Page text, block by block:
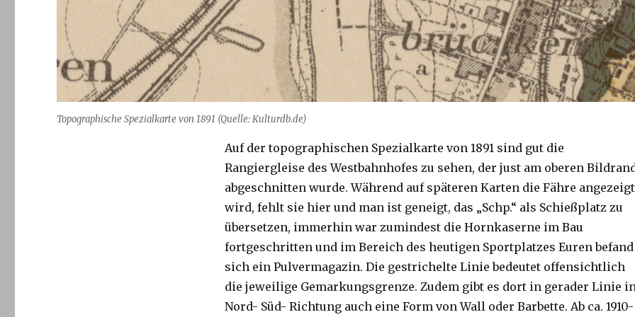
Topographische Spezialkarte von 1891 (Quelle: Kulturdb.de)
Auf der topographischen Spezialkarte von 1891 sind gut die
Rangiergleise des Westbahnhofes zu sehen, der just am oberen
abgeschnitten wurde. Während auf späteren Karten die Fähre angezeigt
wird, fehlt sie hier und man ist geneigt, das „Schp.“ als Schießplatz zu
übersetzen, immerhin war zumindest die Hornkaserne im Bau
fortgeschritten und im Bereich des heutigen Sportplatzes Euren befand
sich ein Pulvermagazin. Die gestrichelte Linie bedeutet offensichtlich
die jeweilige Gemarkungsgrenze. Zudem gibt es dort in gerader Linie
Nord- Süd- Richtung auch eine Form von Wall oder Barbette. Ab ca. 1910-